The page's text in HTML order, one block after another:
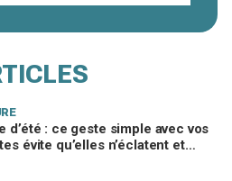
d’été : ce geste simple avec vos
évite qu’elles n’éclatent et